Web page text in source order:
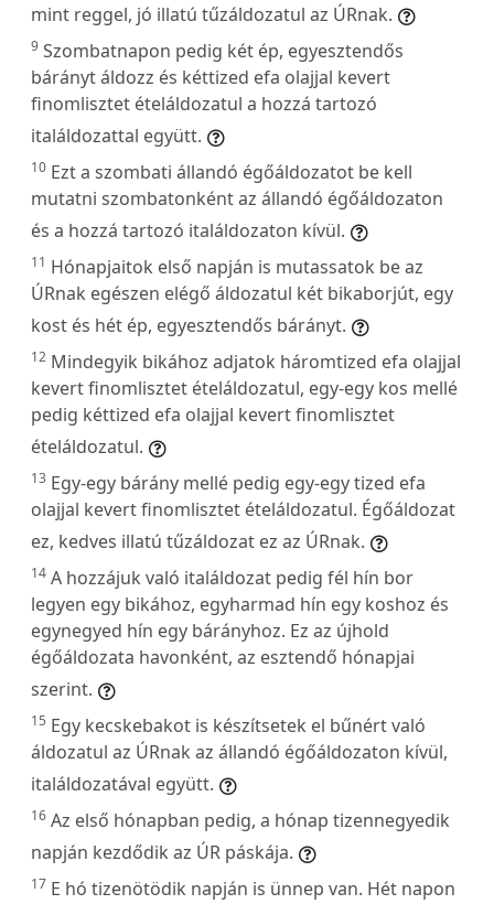
mint reggel, jó illatú tűzáldozatul az ÚRnak.
9 Szombatnapon pedig két ép, egyesztendős
bárányt áldozz és kéttized efa olajjal kevert
finomlisztet ételáldozatul a hozzá tartozó
italáldozattal együtt.
10 Ezt a szombati állandó égőáldozatot be kell
mutatni szombatonként az állandó égőáldozaton
és a hozzá tartozó italáldozaton kívül.
11 Hónapjaitok első napján is mutassatok be az
ÚRnak egészen elégő áldozatul két bikaborjút, egy
kost és hét ép, egyesztendős bárányt.
12 Mindegyik bikához adjatok háromtized efa olajjal
kevert finomlisztet ételáldozatul, egy-egy kos mellé
pedig kéttized efa olajjal kevert finomlisztet
ételáldozatul.
13 Egy-egy bárány mellé pedig egy-egy tized efa
olajjal kevert finomlisztet ételáldozatul. Égőáldozat
ez, kedves illatú tűzáldozat ez az ÚRnak.
14 A hozzájuk való italáldozat pedig fél hín bor
legyen egy bikához, egyharmad hín egy koshoz és
egynegyed hín egy bárányhoz. Ez az újhold
égőáldozata havonként, az esztendő hónapjai
szerint.
15 Egy kecskebakot is készítsetek el bűnért való
áldozatul az ÚRnak az állandó égőáldozaton kívül,
italáldozatával együtt.
16 Az első hónapban pedig, a hónap tizennegyedik
napján kezdődik az ÚR páskája.
17 E hó tizenötödik napján is ünnep van. Hét napon